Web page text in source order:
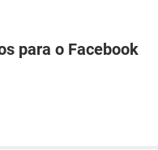
para o Facebook